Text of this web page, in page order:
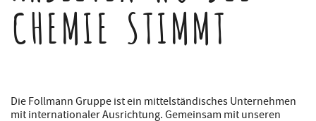
CHEMIE STIMMT
Die Follmann Gruppe ist ein mittelständisches Unternehmen
mit internationaler Ausrichtung. Gemeinsam mit unseren